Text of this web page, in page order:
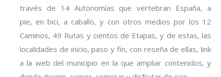
través de 14 Autonomías que vertebran España, a
pie, en bici, a caballo, y con otros medios por los 12
Caminos, 49 Rutas y cientos de Etapas, y de estas, las
localidades de inicio, paso y fin, con reseña de ellas, link
a la web del municipio en la que ampliar contenidos, y